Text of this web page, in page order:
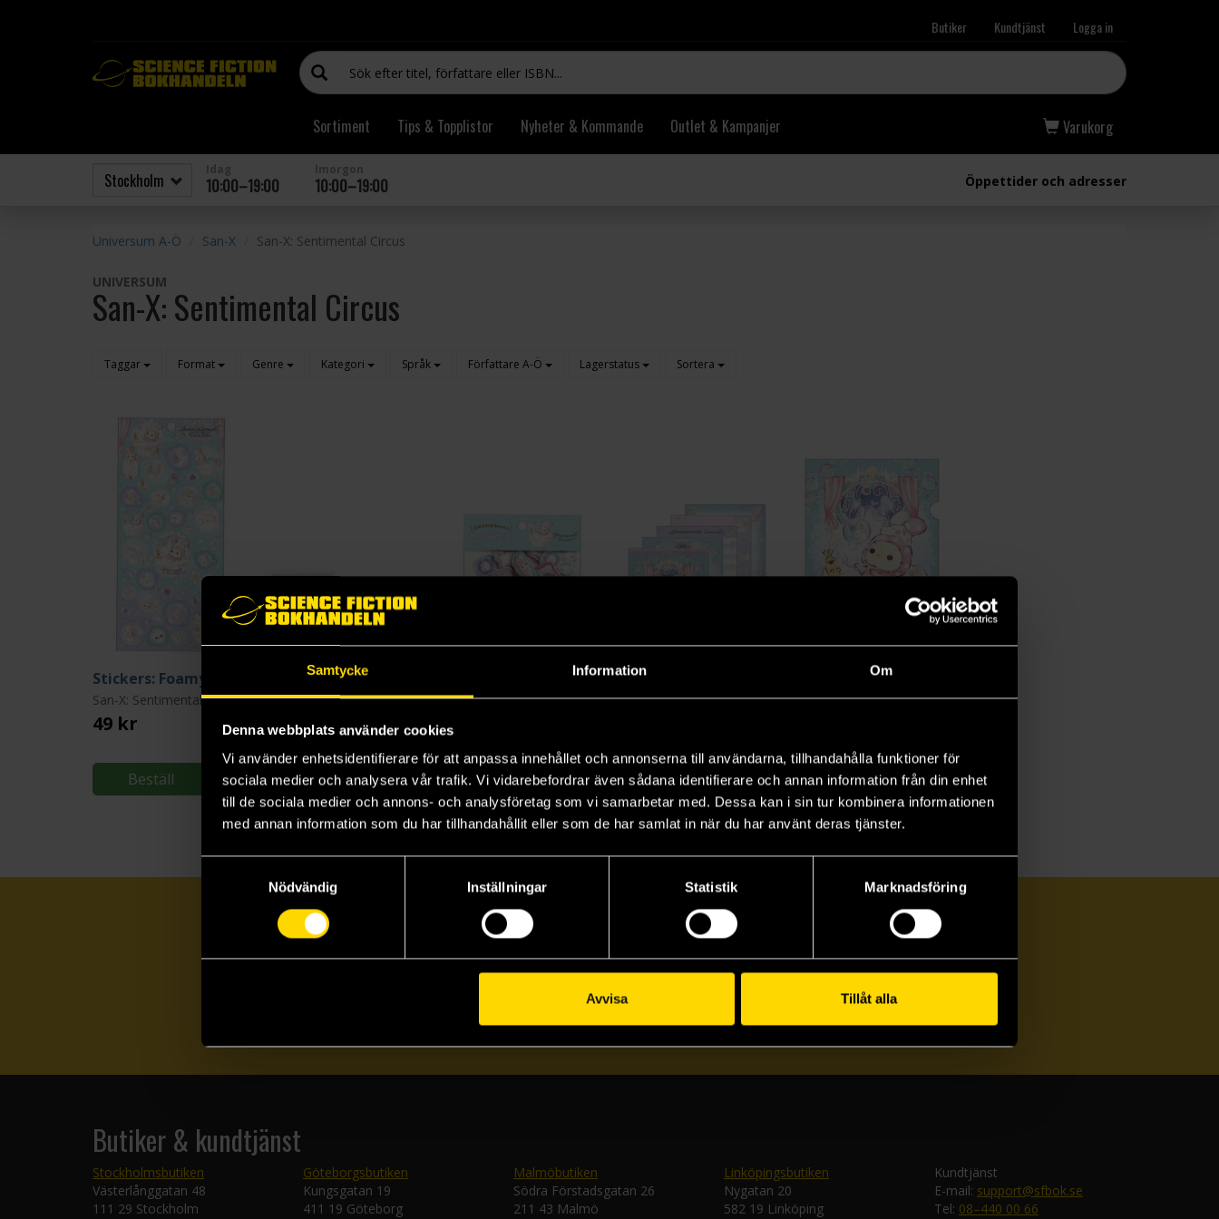
Samtycke Information Om
Denna webbplats använder cookies
Vi använder enhetsidentifierare för att anpassa innehållet och annonserna till användarna, tillhandahålla funktioner för
sociala medier och analysera vår trafik. Vi vidarebefordrar även sådana identifierare och annan information från din enhet
till de sociala medier och annons- och analysföretag som vi samarbetar med. Dessa kan i sin tur kombinera informationen
med annan information som du har tillhandahållit eller som de har samlat in när du har använt deras tjänster.
Nödvändig
Inställningar Statistik Marknadsföring
Avvisa Tillåt alla
Butiker Kundtjänst Logga in
Sortiment Tips & Topplistor Nyheter & Kommande Outlet & Kampanjer Varukorg
10:00–19:00 10:00–19:00 Öppettider och adresser
Universum A-Ö San-X San-X: Sentimental Circus
UNIVERSUM
San-X: Sentimental Circus
Taggar Format Genre Kategori Språk Författare A-Ö Lagerstatus Sortera
San-X: Sentimental Circus
49 kr
Beställ
San-X: Sentimental Circus
99 kr
Läs mer
Flake Seal Stickers: Foamy Night
San-X: Sentimental Circus
69 kr
Beställ
San-X: Sentimental Circus
Läs mer
San-X: Sentimental Circus
Läs mer
Prenumerera på vårt nyhetsbrev
Veckobrevet
Skicka
Butiker & kundtjänst
Stockholmsbutiken
Västerlånggatan 48
111 29 Stockholm
Göteborgsbutiken
Kungsgatan 19
411 19 Göteborg
Malmöbutiken
Södra Förstadsgatan 26
211 43 Malmö
Linköpingsbutiken
Nygatan 20
582 19 Linköping
Kundtjänst
E-mail: support@sfbok.se
Tel: 08–440 00 66